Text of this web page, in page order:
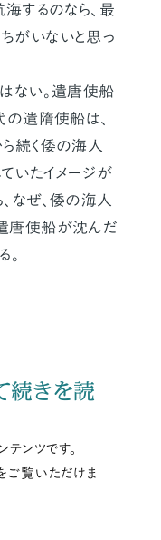
海するのなら、最
がいないと思っ
ない。遣唐使船
の遣隋使船は、
続く倭の海人
いたイメージが
なぜ、倭の海人
唐使船が沈んだ
。
続きを読
ンツです。
ご覧いただけま